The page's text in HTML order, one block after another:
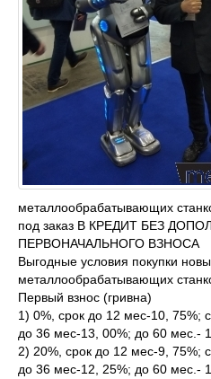
металлообрабатывающих
под заказ В КРЕДИТ БЕЗ
ПЕРВОНАЧАЛЬНОГО ВЗНОСА
Выгодные условия покупки
металлообрабатывающих
Первый взнос (гривна)
1) 0%, срок до 12 мес-10, 75%;
до 36 мес-13, 00%; до 60 мес.-
2) 20%, срок до 12 мес-9, 75%;
до 36 мес-12, 25%; до 60 мес.-